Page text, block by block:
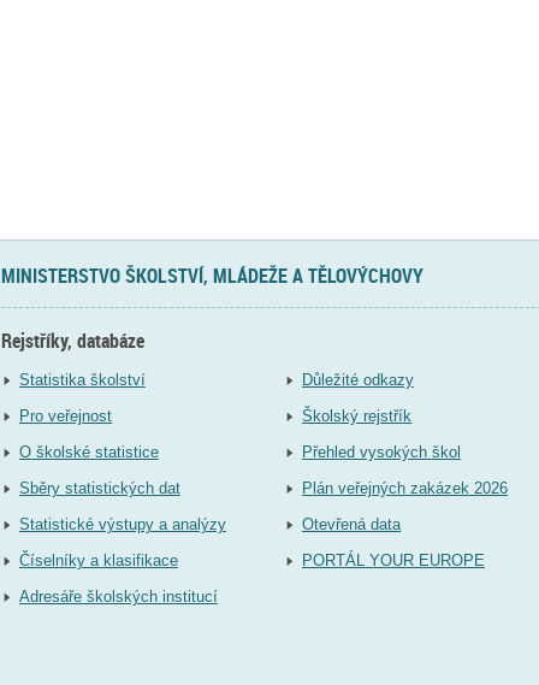
MINISTERSTVO ŠKOLSTVÍ, MLÁDEŽE A TĚLOVÝCHOVY
Rejstříky, databáze
Statistika školství
Pro veřejnost
O školské statistice
Sběry statistických dat
Statistické výstupy a analýzy
Číselníky a klasifikace
Adresáře školských institucí
Důležité odkazy
Školský rejstřík
Přehled vysokých škol
Plán veřejných zakázek 2026
Otevřená data
PORTÁL YOUR EUROPE